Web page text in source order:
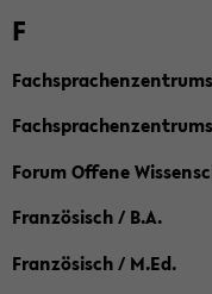
F
Forum Offene
Französisch / B.A.
Französisch / M.Ed.